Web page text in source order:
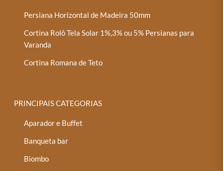
Persiana Horizontal de Madeira 50mm
Cortina Rolô Tela Solar 1%,3% ou 5% Persianas para
Varanda
Cortina Romana de Teto
PRINCIPAIS CATEGORIAS
Aparador e Buffet
Banqueta bar
Biombo